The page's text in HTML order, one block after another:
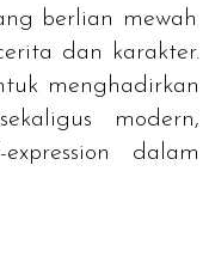
berlian mewah
dan karakter.
menghadirkan
sekaligus modern,
expression
dalam